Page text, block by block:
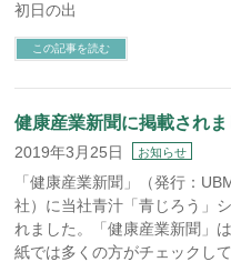
初日の出
この記事を読む
健康産業新聞に掲載されま
2019年3月25日 お知らせ
「健康産業新聞」（発行：
社）に当社青汁「青じろう」
れました。「健康産業新聞」
紙では多くの方がチェックし